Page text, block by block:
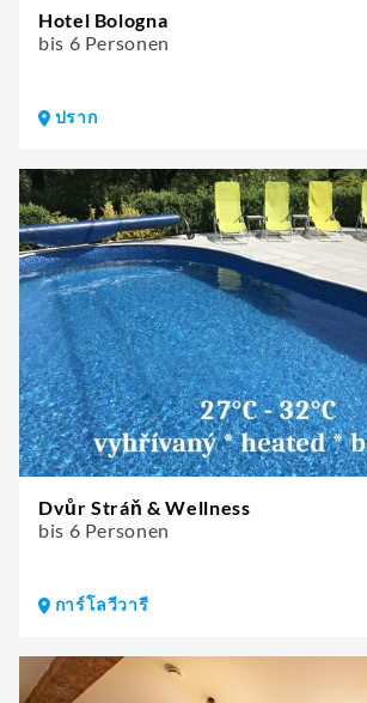
Hotel Bologna
bis 6 Personen
ปราก
Dvůr Stráň & Wellness
bis 6 Personen
การ์โลวีวารี